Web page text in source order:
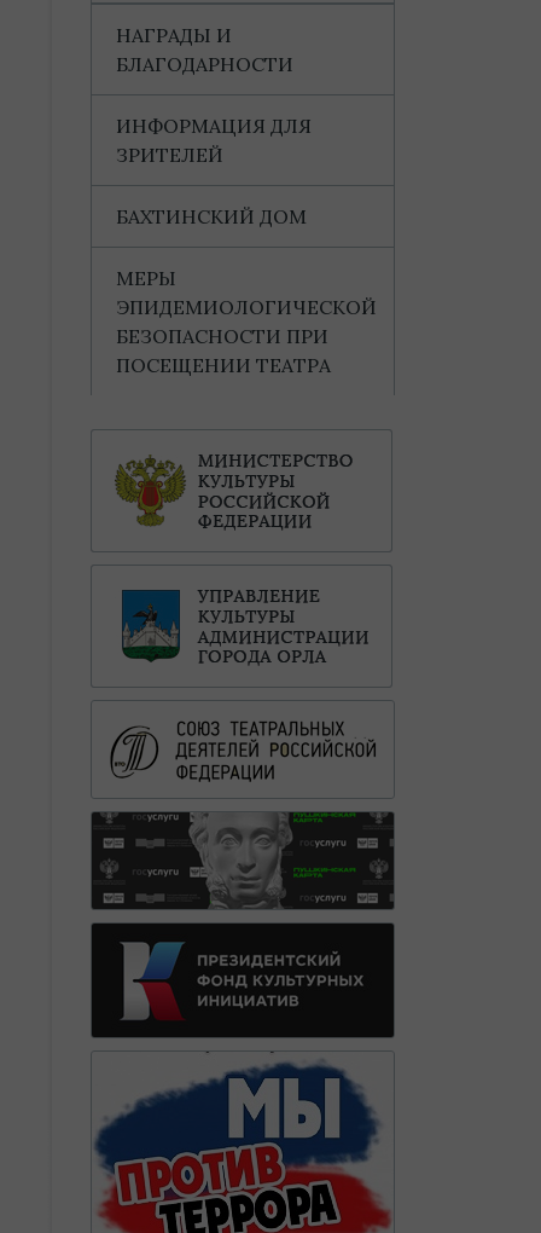
НАГРАДЫ И
БЛАГОДАРНОСТИ
ИНФОРМАЦИЯ ДЛЯ
ЗРИТЕЛЕЙ
БАХТИНСКИЙ ДОМ
МЕРЫ
ЭПИДЕМИОЛОГИЧЕСКОЙ
БЕЗОПАСНОСТИ ПРИ
ПОСЕЩЕНИИ ТЕАТРА